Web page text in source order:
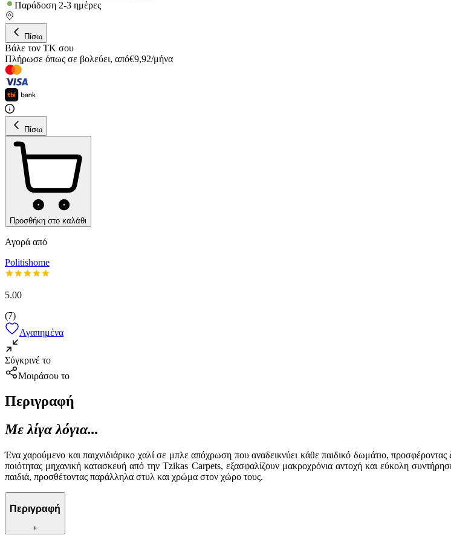
Παράδοση 2-3 ημέρες
Πίσω
Βάλε τον ΤΚ σου
Πλήρωσε όπως σε βολεύει, από€9,92/μήνα
Πίσω
Προσθήκη στο καλάθι
Αγορά από
Politishome
5.00
(7)
Αγαπημένα
Σύγκρινέ το
Μοιράσου το
Περιγραφή
Με λίγα λόγια...
Ένα χαρούμενο και παιχνιδιάρικο χαλί σε μπλε απόχρωση που αναδεικνύει κάθε παιδικό δωμάτιο,
ποιότητας μηχανική κατασκευή από την Tzikas Carpets, εξασφαλίζουν μακροχρόνια αντοχή και εύκολη
παιδιά, προσθέτοντας παράλληλα στυλ και χρώμα στον χώρο τους.
Περιγραφή
+